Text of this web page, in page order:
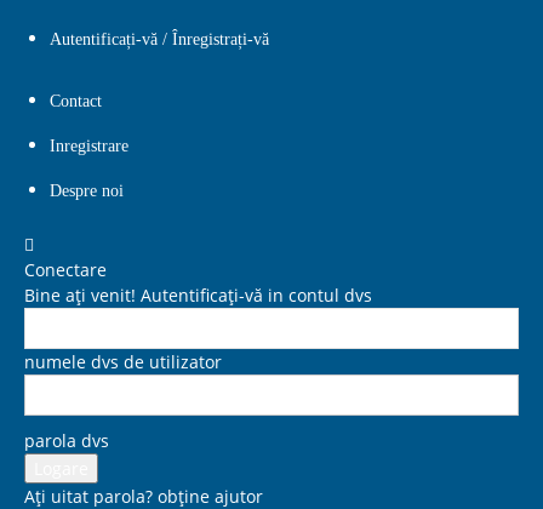
Autentificați-vă / Înregistrați-vă
Contact
Inregistrare
Despre noi
Conectare
Bine ați venit! Autentificați-vă in contul dvs
numele dvs de utilizator
parola dvs
Ați uitat parola? obține ajutor